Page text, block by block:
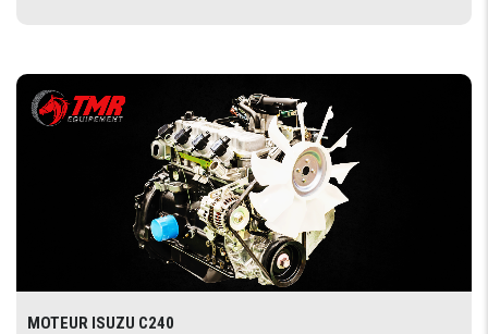
MOTEUR ISUZU C240